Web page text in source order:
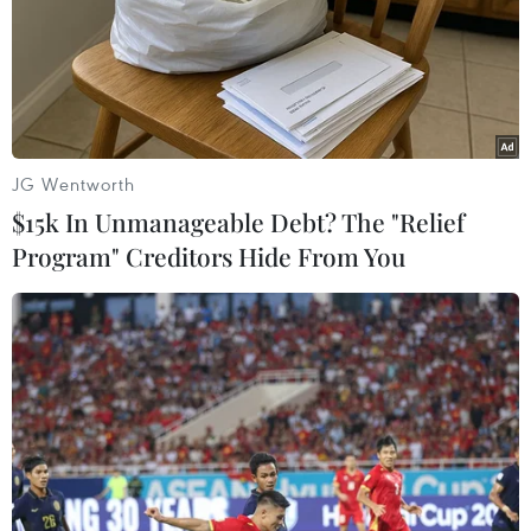
06/08/2026 15:33
Lở đất tại Philippines khiến ít nhất 4
người thiệt mạng
Trung Quốc thử nghiệm tuyến tàu
cao tốc xuyên vùng đất đóng băng
vĩnh cửu
06/08/2026 12:35
Trung Quốc vận hành giàn phát điện
gió nổi đầu tiên chịu được bão cấp 17
JG Wentworth
$15k In Unmanageable Debt? The "Relief
Program" Creditors Hide From You